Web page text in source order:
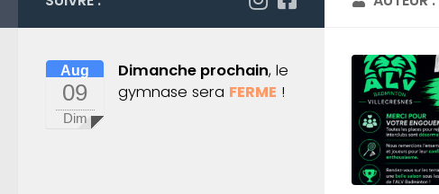
Aug
09
Dim
Dimanche prochain, le
gymnase sera FERME !